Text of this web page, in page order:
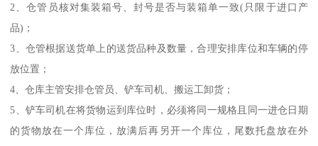
2、仓管员核对集装箱号、封号是否与装箱单一致(只限于进口产
品)；
3、仓管根据送货单上的送货品种及数量，合理安排库位和车辆的停
放位置；
4、仓库主管安排仓管员、铲车司机、搬运工卸货；
5、铲车司机在将货物运到库位时，必须将同一规格且同一进仓日期
的货物放在一个库位，放满后再另开一个库位，尾数托盘放在外